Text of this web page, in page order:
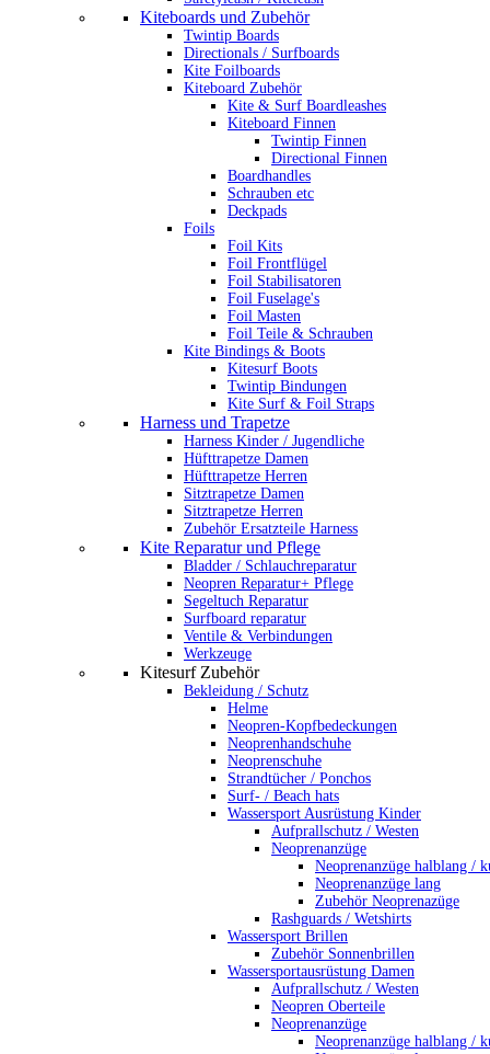
Kiteboards und Zubehör
Twintip Boards
Directionals / Surfboards
Kite Foilboards
Kiteboard Zubehör
Kite & Surf Boardleashes
Kiteboard Finnen
Twintip Finnen
Directional Finnen
Boardhandles
Schrauben etc
Deckpads
Foils
Foil Kits
Foil Frontflügel
Foil Stabilisatoren
Foil Fuselage's
Foil Masten
Foil Teile & Schrauben
Kite Bindings & Boots
Kitesurf Boots
Twintip Bindungen
Kite Surf & Foil Straps
Harness und Trapetze
Harness Kinder / Jugendliche
Hüfttrapetze Damen
Hüfttrapetze Herren
Sitztrapetze Damen
Sitztrapetze Herren
Zubehör Ersatzteile Harness
Kite Reparatur und Pflege
Bladder / Schlauchreparatur
Neopren Reparatur+ Pflege
Segeltuch Reparatur
Surfboard reparatur
Ventile & Verbindungen
Werkzeuge
Kitesurf Zubehör
Bekleidung / Schutz
Helme
Neopren-Kopfbedeckungen
Neoprenhandschuhe
Neoprenschuhe
Strandtücher / Ponchos
Surf- / Beach hats
Wassersport Ausrüstung Kinder
Aufprallschutz / Westen
Neoprenanzüge
Neoprenanzüge halblang /
Neoprenanzüge lang
Zubehör Neoprenazüge
Rashguards / Wetshirts
Wassersport Brillen
Zubehör Sonnenbrillen
Wassersportausrüstung Damen
Aufprallschutz / Westen
Neopren Oberteile
Neoprenanzüge
Neoprenanzüge halblang /